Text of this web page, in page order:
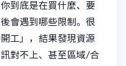
到底是在買什麼、要
會遇到哪些限制。很
工」，結果發現資源
對不上、甚至區域/合